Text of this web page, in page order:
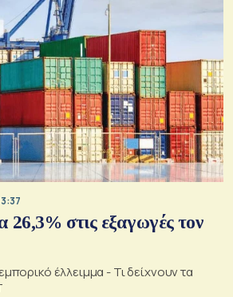
στις εξαγωγές τον
έλλειμμα - Τι δείχνουν τα